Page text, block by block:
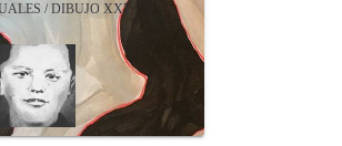
/ DIBUJO XXV